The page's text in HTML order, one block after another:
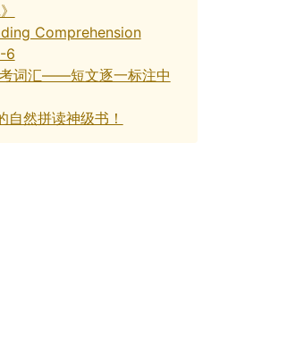
Comprehension
6
词汇——短文逐一标注中
然拼读神级书！